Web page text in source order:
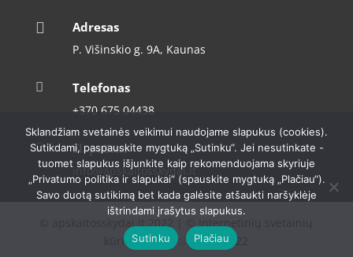
 Adresas
P. Višinskio g. 9A, Kaunas
 Telefonas
+370 675 04438
 El. paštas
info@apskaitosskydai.lt
© apskaitosskydai.lt 2022 | © Internetinių svetainių
kūrimas –Dipolis.com2022
Sklandžiam svetainės veikimui naudojame slapukus (cookies).
Sutikdami, paspauskite mygtuką „Sutinku“. Jei nesutinkate -
tuomet slapukus išjunkite kaip rekomenduojama skyriuje
„Privatumo politika ir slapukai“ (spauskite mygtuką „Plačiau“).
Savo duotą sutikimą bet kada galėsite atšaukti naršyklėje
ištrindami įrašytus slapukus.
Sutinku Plačiau